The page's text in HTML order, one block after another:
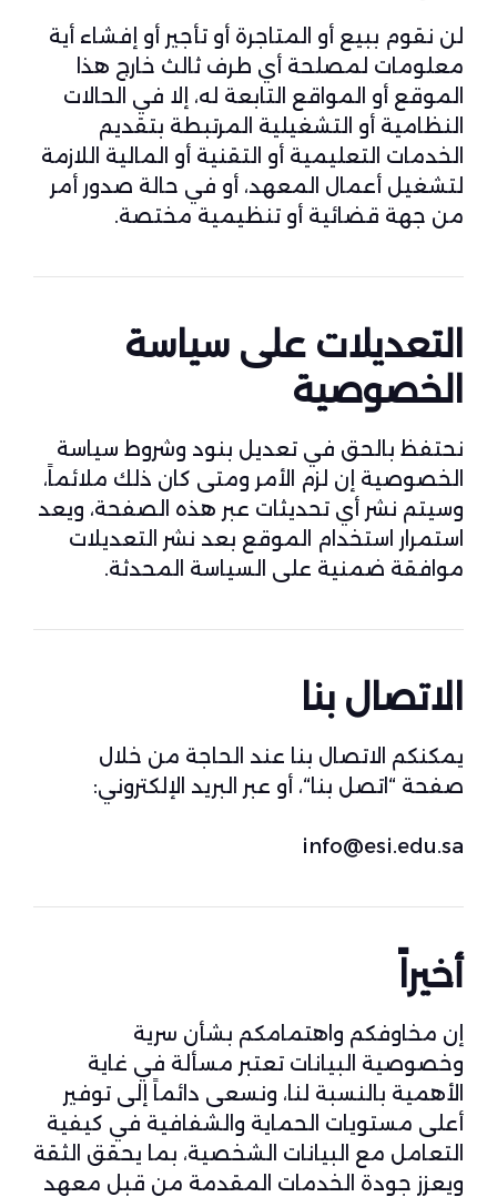
لن نقوم ببيع أو المتاجرة أو تأجير أو إفشاء أية
معلومات لمصلحة أي طرف ثالث خارج هذا
الموقع أو المواقع التابعة له، إلا في الحالات
النظامية أو التشغيلية المرتبطة بتقديم
الخدمات التعليمية أو التقنية أو المالية اللازمة
لتشغيل أعمال المعهد، أو في حالة صدور أمر
من جهة قضائية أو تنظيمية مختصة.
التعديلات على سياسة
الخصوصية
نحتفظ بالحق في تعديل بنود وشروط سياسة
الخصوصية إن لزم الأمر ومتى كان ذلك ملائماً،
وسيتم نشر أي تحديثات عبر هذه الصفحة، ويعد
استمرار استخدام الموقع بعد نشر التعديلات
موافقة ضمنية على السياسة المحدثة.
الاتصال بنا
يمكنكم الاتصال بنا عند الحاجة من خلال
صفحة “ اتصل بنا“، أو عبر البريد الإلكتروني:
info@esi.edu.sa
أخيراً
إن مخاوفكم واهتمامكم بشأن سرية
وخصوصية البيانات تعتبر مسألة في غاية
الأهمية بالنسبة لنا، ونسعى دائماً إلى توفير
أعلى مستويات الحماية والشفافية في كيفية
التعامل مع البيانات الشخصية، بما يحقق الثقة
ويعزز جودة الخدمات المقدمة من قبل معهد